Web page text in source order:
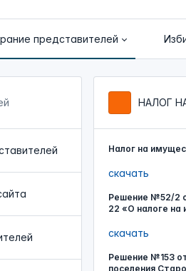
представителей
НАЛОГ
Налог на
скачать
Решение №52/2
22 «О налоге на
скачать
Решение №153
поселения